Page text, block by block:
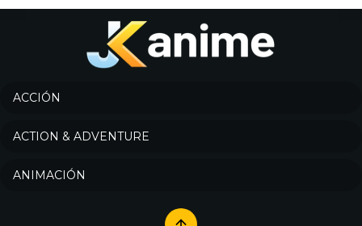
Historico
Josei
Música
ACCIÓN
ACTION & ADVENTURE
ANIMACIÓN